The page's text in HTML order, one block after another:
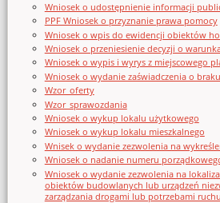
Wniosek o udostępnienie informacji
PPF Wniosek o przyznanie prawa pomocy
Wniosek o wpis do ewidencji obiektów
Wniosek o przeniesienie decyzji o
Wniosek o wypis i wyrys z miejscowego
Wniosek o wydanie zaświadczenia o
Wzor_oferty
Wzor_sprawozdania
Wniosek o wykup lokalu użytkowego
Wniosek o wykup lokalu mieszkalnego
Wnisek o wydanie zezwolenia na
Wniosek o nadanie numeru
Wniosek o wydanie zezwolenia na
obiektów budowlanych lub urządzeń
zarządzania drogami lub potrzebami